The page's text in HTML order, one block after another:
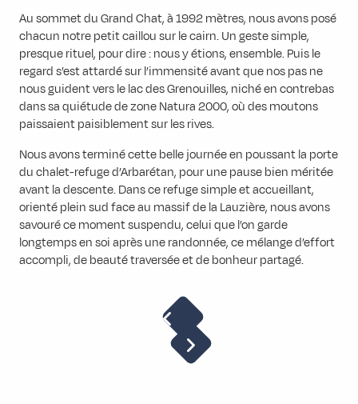
Au sommet du Grand Chat, à 1992 mètres, nous avons posé
chacun notre petit caillou sur le cairn. Un geste simple,
presque rituel, pour dire : nous y étions, ensemble. Puis le
regard s’est attardé sur l’immensité avant que nos pas ne
nous guident vers le lac des Grenouilles, niché en contrebas
dans sa quiétude de zone Natura 2000, où des moutons
paissaient paisiblement sur les rives.
Nous avons terminé cette belle journée en poussant la porte
du chalet-refuge d’Arbarétan, pour une pause bien méritée
avant la descente. Dans ce refuge simple et accueillant,
orienté plein sud face au massif de la Lauzière, nous avons
savouré ce moment suspendu, celui que l’on garde
longtemps en soi après une randonnée, ce mélange d’effort
accompli, de beauté traversée et de bonheur partagé.